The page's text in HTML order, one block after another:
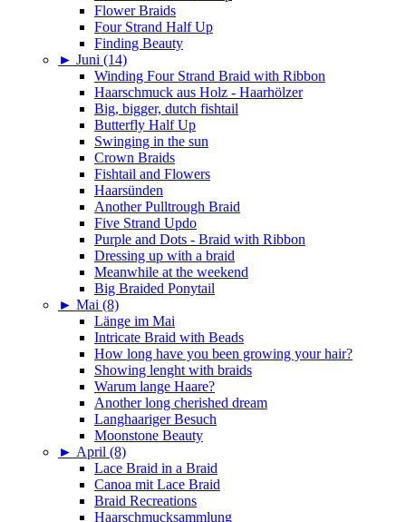
Flower Braids
Four Strand Half Up
Finding Beauty
► Juni (14)
Winding Four Strand Braid with Ribbon
Haarschmuck aus Holz - Haarhölzer
Big, bigger, dutch fishtail
Butterfly Half Up
Swinging in the sun
Crown Braids
Fishtail and Flowers
Haarsünden
Another Pulltrough Braid
Five Strand Updo
Purple and Dots - Braid with Ribbon
Dressing up with a braid
Meanwhile at the weekend
Big Braided Ponytail
► Mai (8)
Länge im Mai
Intricate Braid with Beads
How long have you been growing your hair?
Showing lenght with braids
Warum lange Haare?
Another long cherished dream
Langhaariger Besuch
Moonstone Beauty
► April (8)
Lace Braid in a Braid
Canoa mit Lace Braid
Braid Recreations
Haarschmucksammlung